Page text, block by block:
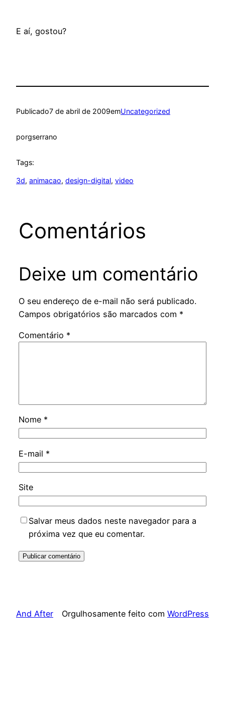
E aí, gostou?
Publicado7 de abril de 2009emUncategorized
porgserrano
Tags:
3d, animacao, design-digital, video
Comentários
Deixe um comentário
O seu endereço de e-mail não será publicado.
Campos obrigatórios são marcados com *
Comentário *
Nome *
E-mail *
Site
Salvar meus dados neste navegador para a
próxima vez que eu comentar.
And After Orgulhosamente feito com WordPress